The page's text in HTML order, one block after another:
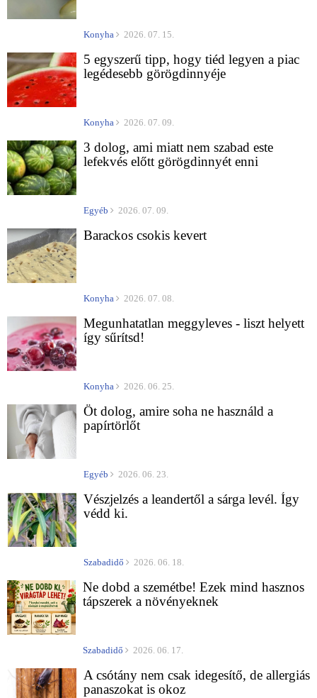
Konyha 2026. 07. 15.
5 egyszerű tipp, hogy tiéd legyen a piac
legédesebb görögdinnyéje
Konyha 2026. 07. 09.
3 dolog, ami miatt nem szabad este
lefekvés előtt görögdinnyét enni
Egyéb 2026. 07. 09.
Barackos csokis kevert
Konyha 2026. 07. 08.
Megunhatatlan meggyleves - liszt helyett
így sűrítsd!
Konyha 2026. 06. 25.
Öt dolog, amire soha ne használd a
papírtörlőt
Egyéb 2026. 06. 23.
Vészjelzés a leandertől a sárga levél. Így
védd ki.
Szabadidő 2026. 06. 18.
Ne dobd a szemétbe! Ezek mind hasznos
tápszerek a növényeknek
Szabadidő 2026. 06. 17.
A csótány nem csak idegesítő, de allergiás
panaszokat is okoz